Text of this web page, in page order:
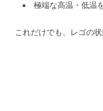
極端な高温・低温
これだけでも、レゴの